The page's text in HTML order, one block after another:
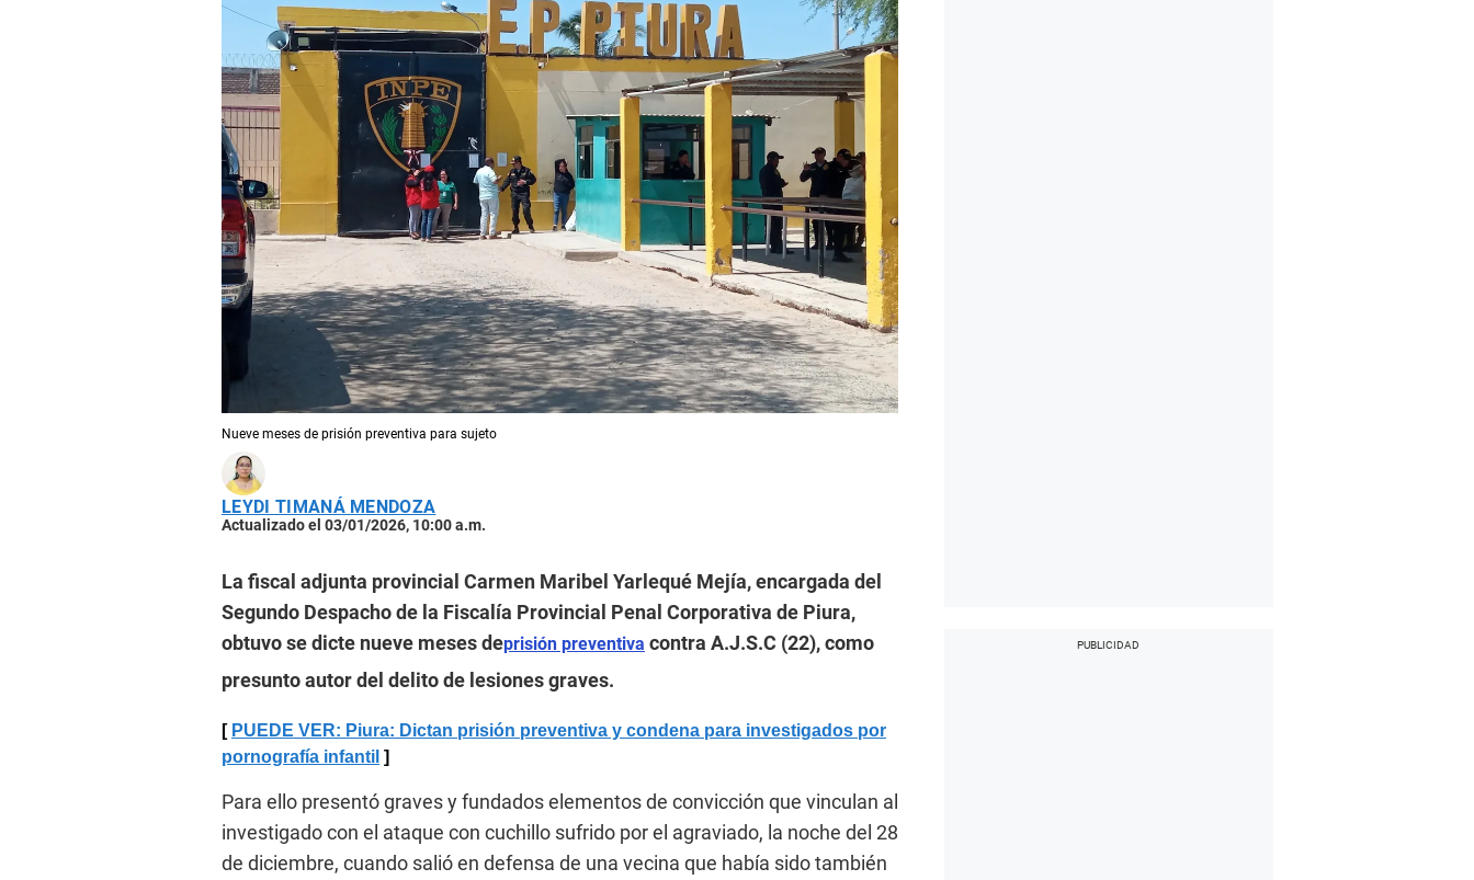
Nueve meses de prisión preventiva para sujeto
LEYDI TIMANÁ MENDOZA
Actualizado el 03/01/2026, 10:00 a.m.
La fiscal adjunta provincial Carmen Maribel Yarlequé Mejía, encargada del
Segundo Despacho de la Fiscalía Provincial Penal Corporativa de Piura,
obtuvo se dicte nueve meses deprisión preventiva contra A.J.S.C (22), como
presunto autor del delito de lesiones graves.
PUEDE VER: Piura: Dictan prisión preventiva y condena para investigados por
pornografía infantil
Para ello presentó graves y fundados elementos de convicción que vinculan al
investigado con el ataque con cuchillo sufrido por el agraviado, la noche del 28
de diciembre, cuando salió en defensa de una vecina que había sido también